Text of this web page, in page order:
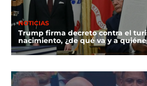
NOTICIAS
Trump firma decreto contra el
nacimiento, ¿de qué va y a